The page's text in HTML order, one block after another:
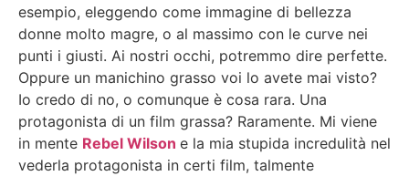
esempio, eleggendo come immagine di bellezza
donne molto magre, o al massimo con le curve nei
punti i giusti. Ai nostri occhi, potremmo dire perfette.
Oppure un manichino grasso voi lo avete mai visto?
Io credo di no, o comunque è cosa rara. Una
protagonista di un film grassa? Raramente. Mi viene
in mente Rebel Wilson e la mia stupida incredulità nel
vederla protagonista in certi film, talmente